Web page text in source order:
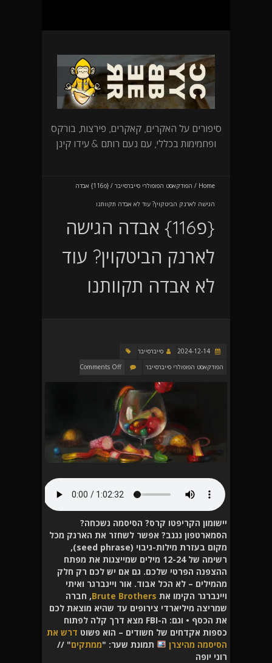
סיפורים על האקרים, קאקרים, פירצות, בורקס
ופחמימות בכללי, עם נעם רותם & עידו קינן
Home
/ הפודקאסט הפופולרי סייברסייבר / {פ116} אבדה
הגישה לארנק הביטקוין? עוד לא אבדה תקוותנו
{פ116} אבדה הגישה
לארנק הביטקוין? עוד
לא אבדה תקוותנו
סייברסייבר
הפודקאסט הפופולרי סייברסייבר
Comments Off
יישומון הקריפטו קרס? הסיסמה נשכחה?
הסמארטפון נגנב? אפשר לשחזר את הארנק מכל
מקום בעזרת מילות-גיבוי (seed phrase),
רשימה של 12-24 מילים שמייצגות את מפתח
ההצפנה הפרטי שלכם. גם אם יש לכם רק חלק
מהמילים – לא הכל אבוד. אור ויינברגר ואיתי
ויינברגר הקימו את Brute Brothers, חברה
שמריצה מיליארדי צירופים עד שהיא מוצאת לכם
את הכסף • וגם: ה-FBI מצא דרך קלה לפתוח
כספות אקדחים של חשודים – הוא פשוט דרש את
הסיסמה מהיצרן
תמונת שער: "ממתקים" //
רוני יופה